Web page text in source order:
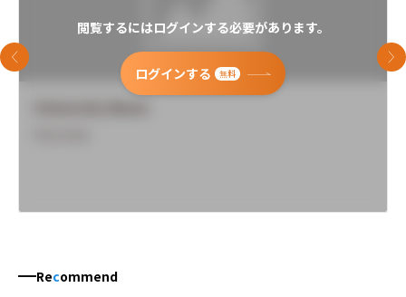
閲覧するにはログインする必要があります。
ログインする 無料
前のスライド 次
Recommend